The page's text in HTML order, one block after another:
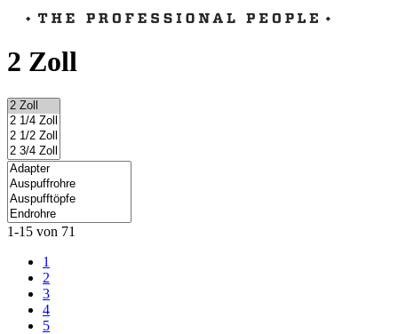
2 Zoll
1-15 von 71
1
2
3
4
5